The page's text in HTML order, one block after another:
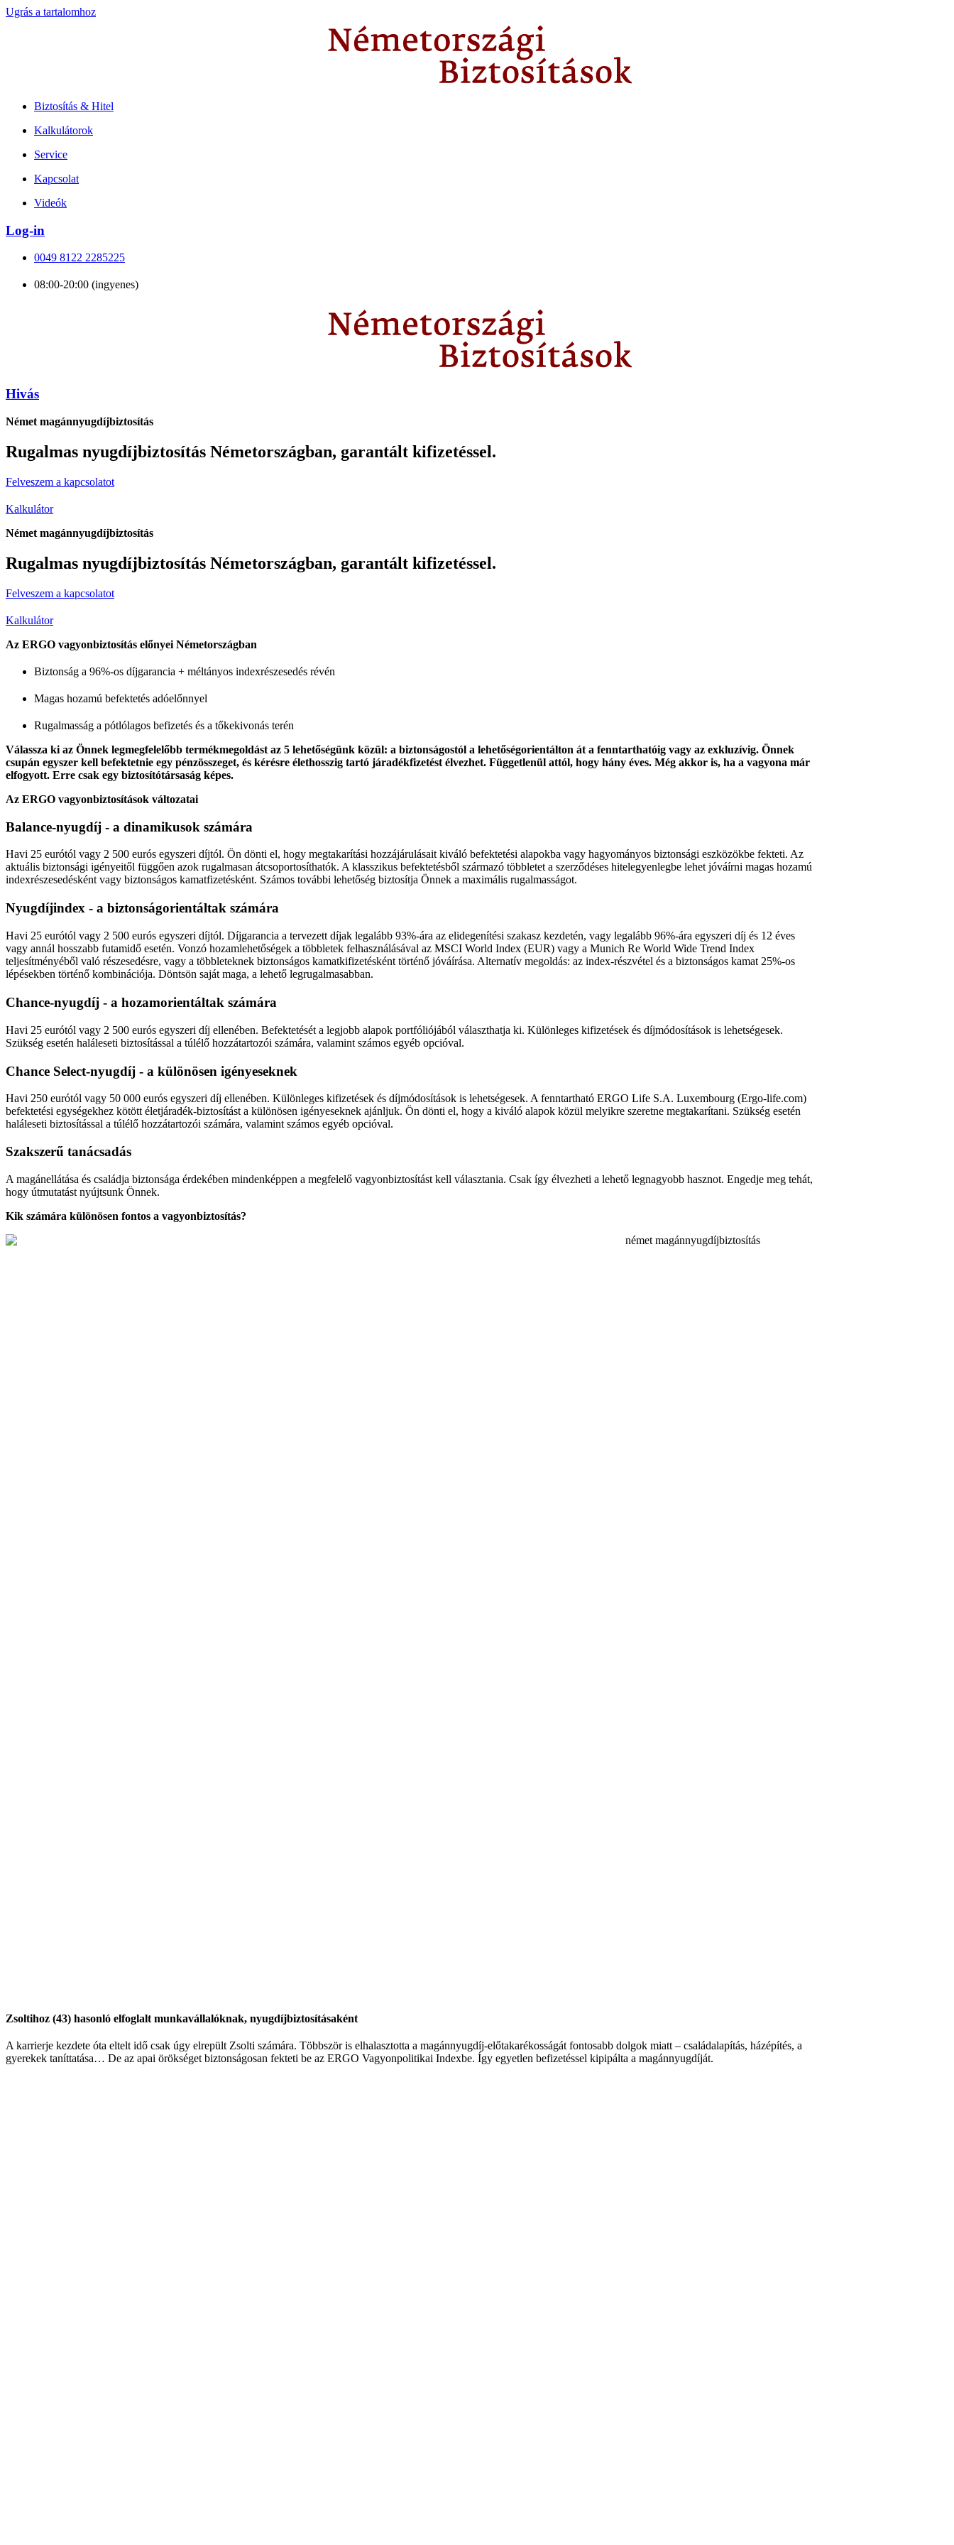
Ugrás a tartalomhoz
Biztosítás & Hitel
Kalkulátorok
Service
Kapcsolat
Videók
Log-in
0049 8122 2285225
08:00-20:00 (ingyenes)
Hivás
Német magánnyugdíjbiztosítás
Rugalmas nyugdíjbiztosítás Németországban, garantált kifizetéssel.
Felveszem a kapcsolatot
Kalkulátor
Német magánnyugdíjbiztosítás
Rugalmas nyugdíjbiztosítás Németországban, garantált kifizetéssel.
Felveszem a kapcsolatot
Kalkulátor
Az ERGO vagyonbiztosítás előnyei Németországban
Biztonság a 96%-os díjgarancia + méltányos indexrészesedés révén
Magas hozamú befektetés adóelőnnyel
Rugalmasság a pótlólagos befizetés és a tőkekivonás terén
Válassza ki az Önnek legmegfelelőbb termékmegoldást az 5 lehetőségünk közül: a biztonságostól a lehetőségorientálton át a fenntarthatóig vagy az exkluzívig. Önnek
csupán egyszer kell befektetnie egy pénzösszeget, és kérésre élethosszig tartó járadékfizetést élvezhet. Függetlenül attól, hogy hány éves. Még akkor is, ha a vagyona már
elfogyott. Erre csak egy biztosítótársaság képes.
Az ERGO vagyonbiztosítások változatai
Balance-nyugdíj - a dinamikusok számára
Havi 25 eurótól vagy 2 500 eurós egyszeri díjtól. Ön dönti el, hogy megtakarítási hozzájárulásait kiváló befektetési alapokba vagy hagyományos biztonsági eszközökbe fekteti. Az
aktuális biztonsági igényeitől függően azok rugalmasan átcsoportosíthatók. A klasszikus befektetésből származó többletet a szerződéses hitelegyenlegbe lehet jóváírni magas hozamú
indexrészesedésként vagy biztonságos kamatfizetésként. Számos további lehetőség biztosítja Önnek a maximális rugalmasságot.
Nyugdíjindex - a biztonságorientáltak számára
Havi 25 eurótól vagy 2 500 eurós egyszeri díjtól. Díjgarancia a tervezett díjak legalább 93%-ára az elidegenítési szakasz kezdetén, vagy legalább 96%-ára egyszeri díj és 12 éves
vagy annál hosszabb futamidő esetén. Vonzó hozamlehetőségek a többletek felhasználásával az MSCI World Index (EUR) vagy a Munich Re World Wide Trend Index
teljesítményéből való részesedésre, vagy a többleteknek biztonságos kamatkifizetésként történő jóváírása. Alternatív megoldás: az index-részvétel és a biztonságos kamat 25%-os
lépésekben történő kombinációja. Döntsön saját maga, a lehető legrugalmasabban.
Chance-nyugdíj - a hozamorientáltak számára
Havi 25 eurótól vagy 2 500 eurós egyszeri díj ellenében. Befektetését a legjobb alapok portfóliójából választhatja ki. Különleges kifizetések és díjmódosítások is lehetségesek.
Szükség esetén haláleseti biztosítással a túlélő hozzátartozói számára, valamint számos egyéb opcióval.
Chance Select-nyugdíj - a különösen igényeseknek
Havi 250 eurótól vagy 50 000 eurós egyszeri díj ellenében. Különleges kifizetések és díjmódosítások is lehetségesek. A fenntartható ERGO Life S.A. Luxembourg (Ergo-life.com)
befektetési egységekhez kötött életjáradék-biztosítást a különösen igényeseknek ajánljuk. Ön dönti el, hogy a kiváló alapok közül melyikre szeretne megtakarítani. Szükség esetén
haláleseti biztosítással a túlélő hozzátartozói számára, valamint számos egyéb opcióval.
Szakszerű tanácsadás
A magánellátása és családja biztonsága érdekében mindenképpen a megfelelő vagyonbiztosítást kell választania. Csak így élvezheti a lehető legnagyobb hasznot. Engedje meg tehát,
hogy útmutatást nyújtsunk Önnek.
Kik számára különösen fontos a vagyonbiztosítás?
Zsoltihoz (43) hasonló elfoglalt munkavállalóknak, nyugdíjbiztosításaként
A karrierje kezdete óta eltelt idő csak úgy elrepült Zsolti számára. Többször is elhalasztotta a magánnyugdíj-előtakarékosságát fontosabb dolgok miatt – családalapítás, házépítés, a
gyerekek taníttatása… De az apai örökséget biztonságosan fekteti be az ERGO Vagyonpolitikai Indexbe. Így egyetlen befizetéssel kipipálta a magánnyugdíját.